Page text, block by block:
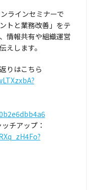
ラインセミナーで
トと業務改善」をテ
情報共有や組織運営
えします。
りはこちら
チアップ：